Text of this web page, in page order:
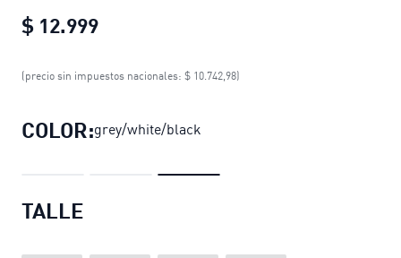
$ 12.999
Pack de 3 Medias tobilleras lisas
(precio sin impuestos nacionales: $ 10.742,98)
COLOR:grey/white/black
TALLE